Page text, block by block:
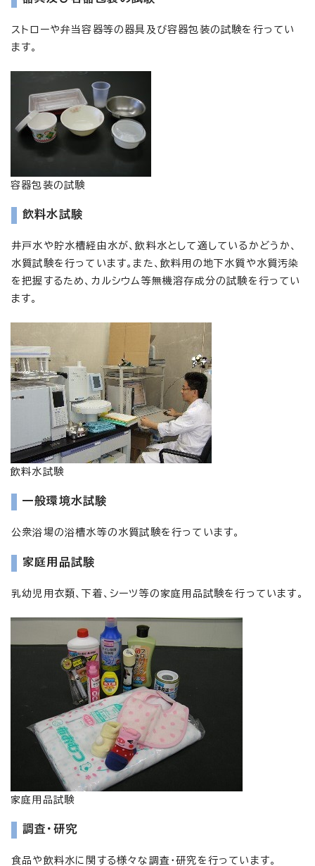
ストローや弁当容器等の器具及び容器包装の試験を行ってい
ます。
容器包装の試験
飲料水試験
井戸水や貯水槽経由水が、飲料水として適しているかどうか、
水質試験を行っています。また、飲料用の地下水質や水質汚染
を把握するため、カルシウム等無機溶存成分の試験を行ってい
ます。
飲料水試験
一般環境水試験
公衆浴場の浴槽水等の水質試験を行っています。
家庭用品試験
乳幼児用衣類、下着、シーツ等の家庭用品試験を行っています。
家庭用品試験
調査・研究
食品や飲料水に関する様々な調査・研究を行っています。